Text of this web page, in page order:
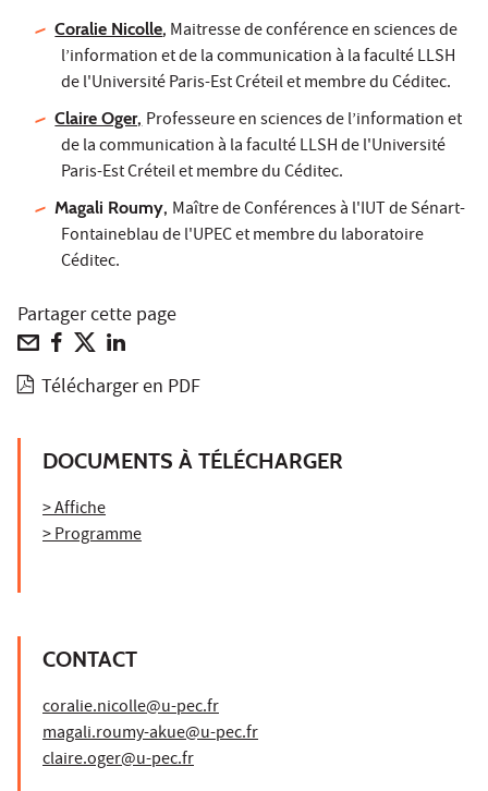
Coralie Nicolle, Maitresse de conférence en sciences de
l’information et de la communication à la faculté LLSH
de l'Université Paris-Est Créteil et membre du Céditec.
Claire Oger, Professeure en sciences de l’information et
de la communication à la faculté LLSH de l'Université
Paris-Est Créteil et membre du Céditec.
Magali Roumy, Maître de Conférences à l'IUT de Sénart-
Fontaineblau de l'UPEC et membre du laboratoire
Céditec.
Partager cette page
Télécharger en PDF
DOCUMENTS À TÉLÉCHARGER
> Affiche
> Programme
CONTACT
coralie.nicolle@u-pec.fr
magali.roumy-akue@u-pec.fr
claire.oger@u-pec.fr